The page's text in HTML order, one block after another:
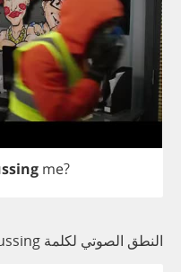
me?
النطق الصوتي لكلمة Sussing